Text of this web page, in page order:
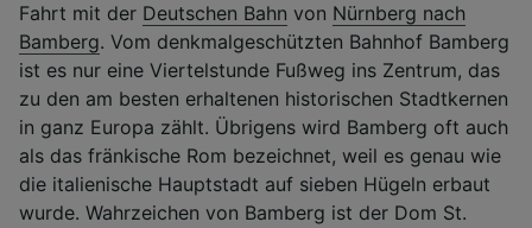
Fahrt mit der Deutschen Bahn von Nürnberg nach
Bamberg. Vom denkmalgeschützten Bahnhof Bamberg
ist es nur eine Viertelstunde Fußweg ins Zentrum, das
zu den am besten erhaltenen historischen Stadtkernen
in ganz Europa zählt. Übrigens wird Bamberg oft auch
als das fränkische Rom bezeichnet, weil es genau wie
die italienische Hauptstadt auf sieben Hügeln erbaut
wurde. Wahrzeichen von Bamberg ist der Dom St.